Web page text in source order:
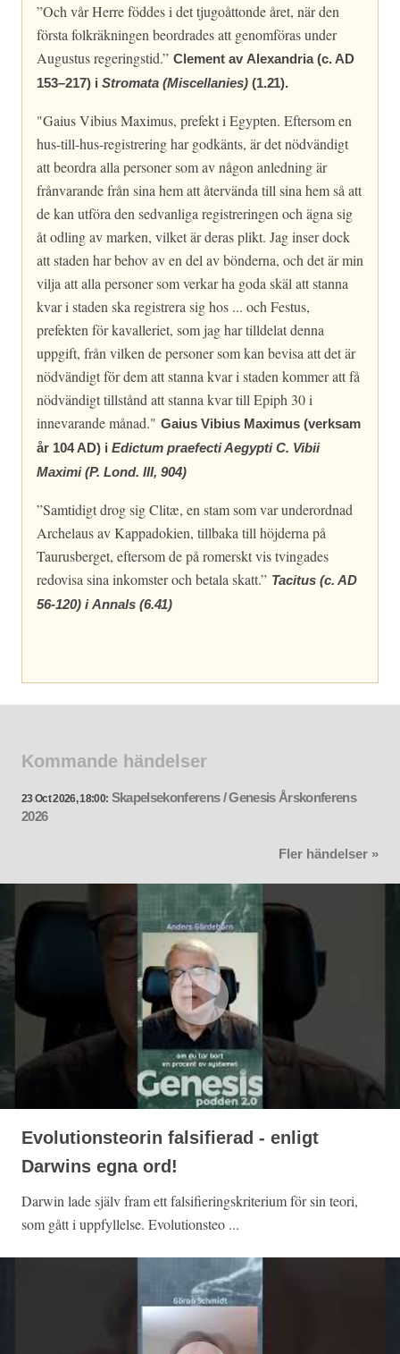
”Och vår Herre föddes i det tjugoåttonde året, när den
första folkräkningen beordrades att genomföras under
Augustus regeringstid.” Clement av Alexandria (c. AD
153–217) i Stromata (Miscellanies) (1.21).
"Gaius Vibius Maximus, prefekt i Egypten. Eftersom en
hus-till-hus-registrering har godkänts, är det nödvändigt
att beordra alla personer som av någon anledning är
frånvarande från sina hem att återvända till sina hem så att
de kan utföra den sedvanliga registreringen och ägna sig
åt odling av marken, vilket är deras plikt. Jag inser dock
att staden har behov av en del av bönderna, och det är min
vilja att alla personer som verkar ha goda skäl att stanna
kvar i staden ska registrera sig hos ... och Festus,
prefekten för kavalleriet, som jag har tilldelat denna
uppgift, från vilken de personer som kan bevisa att det är
nödvändigt för dem att stanna kvar i staden kommer att få
nödvändigt tillstånd att stanna kvar till Epiph 30 i
innevarande månad." Gaius Vibius Maximus (verksam
år 104 AD) i Edictum praefecti Aegypti C. Vibii
Maximi (P. Lond. III, 904)
”Samtidigt drog sig Clitæ, en stam som var underordnad
Archelaus av Kappadokien, tillbaka till höjderna på
Taurusberget, eftersom de på romerskt vis tvingades
redovisa sina inkomster och betala skatt.” Tacitus (c. AD
56-120) i Annals (6.41)
Kommande händelser
23 Oct 2026, 18:00: Skapelsekonferens / Genesis Årskonferens
2026
Fler händelser »
Evolutionsteorin falsifierad - enligt
Darwins egna ord!
Darwin lade själv fram ett falsifieringskriterium för sin teori,
som gått i uppfyllelse. Evolutionsteo ...